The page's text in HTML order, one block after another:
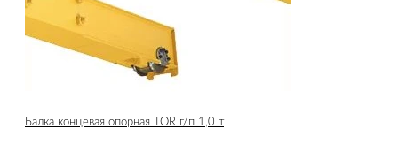
Балка концевая опорная TOR г/п 1,0 т